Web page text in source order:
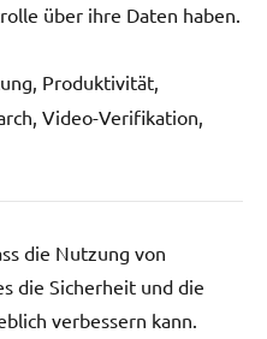
über ihre Daten haben.
Produktivität,
Video-Verifikation,
die Nutzung von
die Sicherheit und die
verbessern kann.